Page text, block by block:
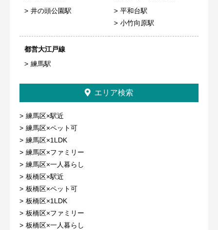
井の頭公園駅
平和台駅
小竹向原駅
都営大江戸線
練馬駅
エリア検索
練馬区×駅近
練馬区×ペット可
練馬区×1LDK
練馬区×ファミリー
練馬区×一人暮らし
板橋区×駅近
板橋区×ペット可
板橋区×1LDK
板橋区×ファミリー
板橋区×一人暮らし